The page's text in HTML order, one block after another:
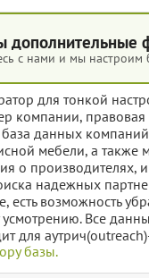
дополнительные
с нами и мы настроим
для тонкой
компании,
данных
мебели, а также
о производителях,
надежных
есть возможность
Все
для
базы.